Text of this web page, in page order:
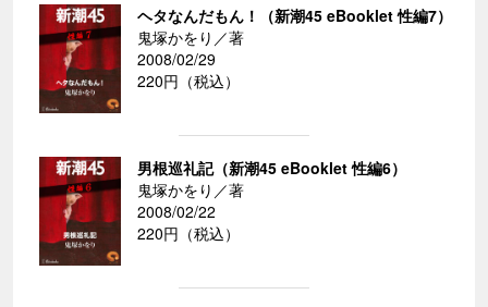
ヘタなんだもん！（新潮45 eBooklet 性編7）
鬼塚かをり／著
2008/02/29
220円（税込）
男根巡礼記（新潮45 eBooklet 性編6）
鬼塚かをり／著
2008/02/22
220円（税込）